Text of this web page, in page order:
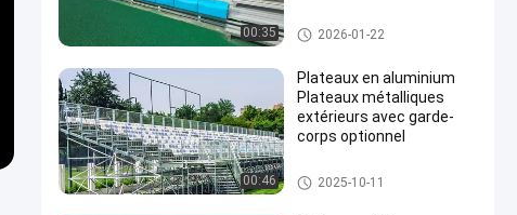
00:35 Grandins extérieurs en métal
2026-01-22
00:46
Plateaux en aluminium
Plateaux métalliques
extérieurs avec garde-
corps optionnel
Grandins extérieurs en métal
2025-10-11